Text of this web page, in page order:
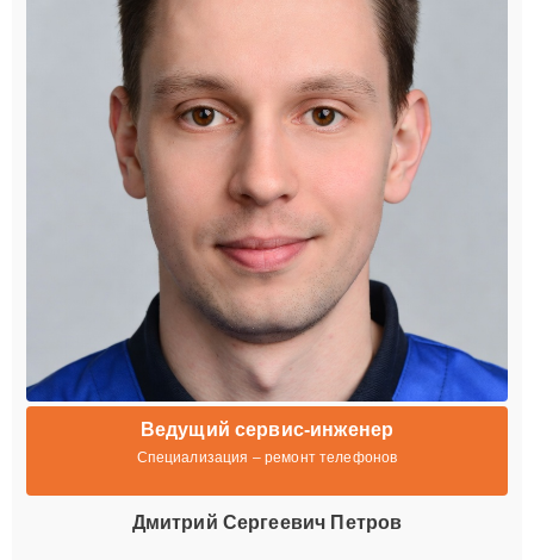
Ведущий сервис-инженер
Специализация – ремонт телефонов
Дмитрий Сергеевич Петров